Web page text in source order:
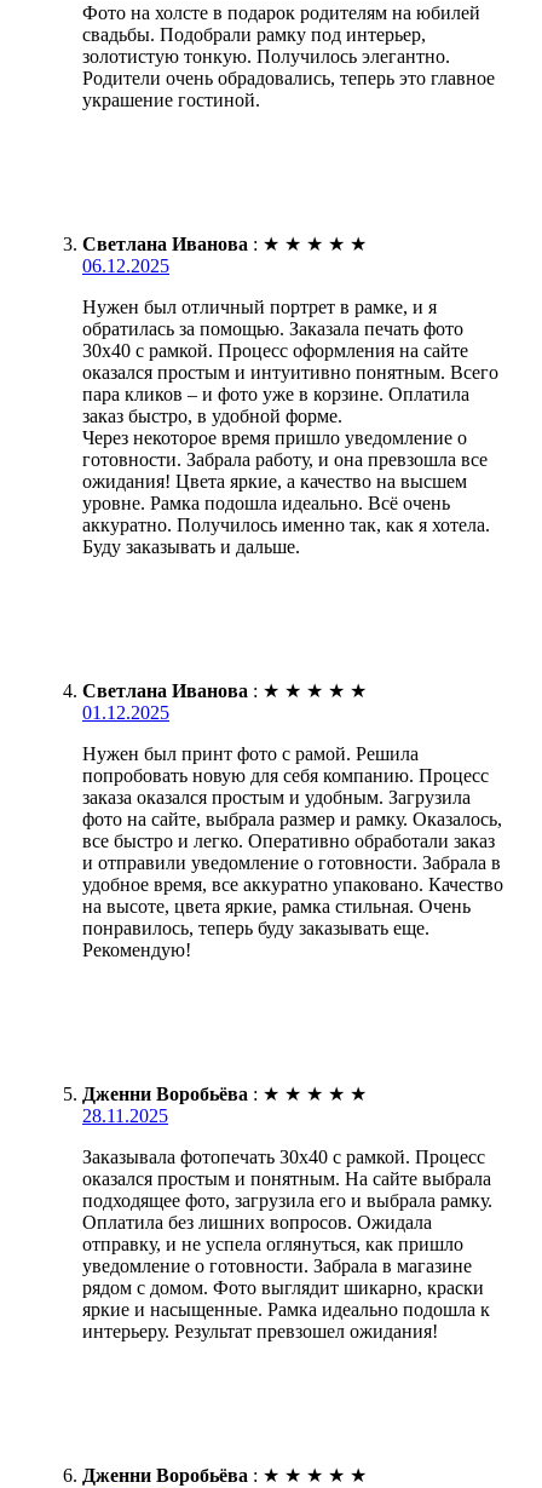
Фото на холсте в подарок родителям на юбилей
свадьбы. Подобрали рамку под интерьер,
золотистую тонкую. Получилось элегантно.
Родители очень обрадовались, теперь это главное
украшение гостиной.
Светлана Иванова : ★ ★ ★ ★ ★
06.12.2025
Нужен был отличный портрет в рамке, и я
обратилась за помощью. Заказала печать фото
30х40 с рамкой. Процесс оформления на сайте
оказался простым и интуитивно понятным. Всего
пара кликов – и фото уже в корзине. Оплатила
заказ быстро, в удобной форме.
Через некоторое время пришло уведомление о
готовности. Забрала работу, и она превзошла все
ожидания! Цвета яркие, а качество на высшем
уровне. Рамка подошла идеально. Всё очень
аккуратно. Получилось именно так, как я хотела.
Буду заказывать и дальше.
Светлана Иванова : ★ ★ ★ ★ ★
01.12.2025
Нужен был принт фото с рамой. Решила
попробовать новую для себя компанию. Процесс
заказа оказался простым и удобным. Загрузила
фото на сайте, выбрала размер и рамку. Оказалось,
все быстро и легко. Оперативно обработали заказ
и отправили уведомление о готовности. Забрала в
удобное время, все аккуратно упаковано. Качество
на высоте, цвета яркие, рамка стильная. Очень
понравилось, теперь буду заказывать еще.
Рекомендую!
Дженни Воробьёва : ★ ★ ★ ★ ★
28.11.2025
Заказывала фотопечать 30х40 с рамкой. Процесс
оказался простым и понятным. На сайте выбрала
подходящее фото, загрузила его и выбрала рамку.
Оплатила без лишних вопросов. Ожидала
отправку, и не успела оглянуться, как пришло
уведомление о готовности. Забрала в магазине
рядом с домом. Фото выглядит шикарно, краски
яркие и насыщенные. Рамка идеально подошла к
интерьеру. Результат превзошел ожидания!
Дженни Воробьёва : ★ ★ ★ ★ ★